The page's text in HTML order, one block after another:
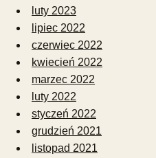
luty 2023
lipiec 2022
czerwiec 2022
kwiecień 2022
marzec 2022
luty 2022
styczeń 2022
grudzień 2021
listopad 2021